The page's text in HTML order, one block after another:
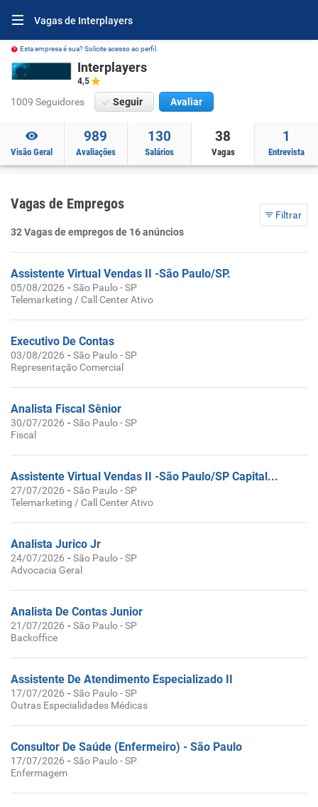
Vagas de Interplayers
Esta empresa é sua? Solicite acesso ao perfil.
Interplayers
4,5
1009 Seguidores Seguir Avaliar
Visão Geral
989
Avaliações
130
Salários
38
Vagas
1
Entrevista
Vagas de Empregos
Filtrar
32 Vagas de empregos de 16 anúncios
Assistente Virtual Vendas II -São Paulo/SP.
05/08/2026 -São Paulo - SP
Telemarketing / Call Center Ativo
Executivo De Contas
03/08/2026 -São Paulo - SP
Representação Comercial
Analista Fiscal Sênior
30/07/2026 -São Paulo - SP
Fiscal
Assistente Virtual Vendas II -São Paulo/SP Capital...
27/07/2026 -São Paulo - SP
Telemarketing / Call Center Ativo
Analista Jurico Jr
24/07/2026 -São Paulo - SP
Advocacia Geral
Analista De Contas Junior
21/07/2026 -São Paulo - SP
Backoffice
Assistente De Atendimento Especializado II
17/07/2026 -São Paulo - SP
Outras Especialidades Médicas
Consultor De Saúde (Enfermeiro) - São Paulo
17/07/2026 -São Paulo - SP
Enfermagem